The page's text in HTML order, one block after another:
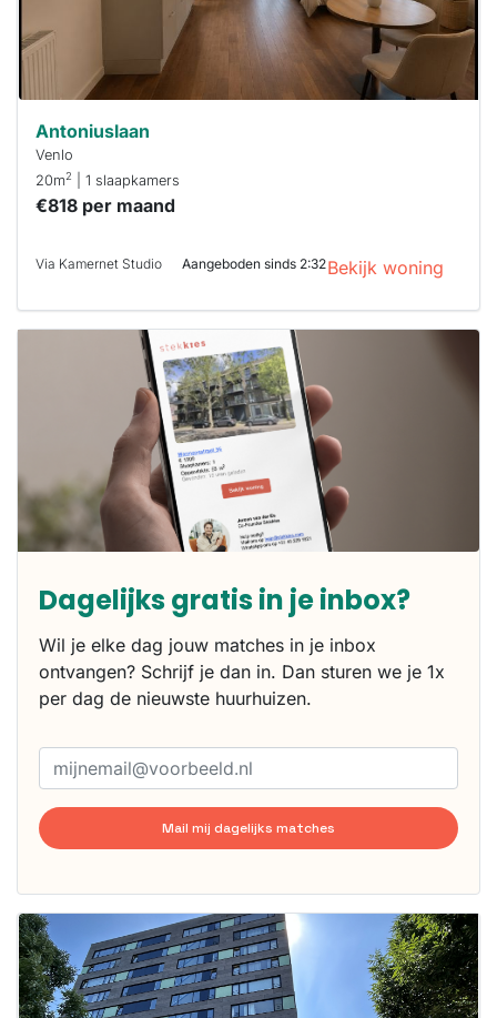
Antoniuslaan
Venlo
20m2 | 1 slaapkamers
€818 per maand
Via Kamernet Studio Aangeboden sinds 2:32Bekijk woning
Dagelijks gratis in je inbox?
Wil je elke dag jouw matches in je inbox
ontvangen? Schrijf je dan in. Dan sturen we je 1x
per dag de nieuwste huurhuizen.
Mail mij dagelijks matches
Deze woning
is
waarschijnlijk
al verhuurd
Om kans te